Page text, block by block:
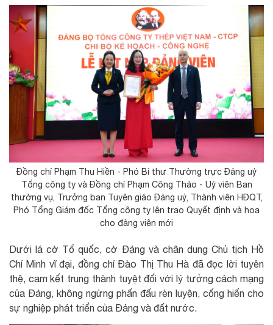
Đồng chí Phạm Thu Hiền - Phó Bí thư Thường trực Đảng uỷ
Tổng công ty và Đồng chí Phạm Công Thảo - Uỷ viên Ban
thường vụ, Trưởng ban Tuyên giáo Đảng uỷ, Thành viên HĐQT,
Phó Tổng Giám đốc Tổng công ty lên trao Quyết định và hoa
cho đảng viên mới
Dưới lá cờ Tổ quốc, cờ Đảng và chân dung Chủ tịch Hồ
Chí Minh vĩ đại, đồng chí Đào Thị Thu Hà đã đọc lời tuyên
thệ, cam kết trung thành tuyệt đối với lý tưởng cách mạng
của Đảng, không ngừng phấn đấu rèn luyện, cống hiến cho
sự nghiệp phát triển của Đảng và đất nước.